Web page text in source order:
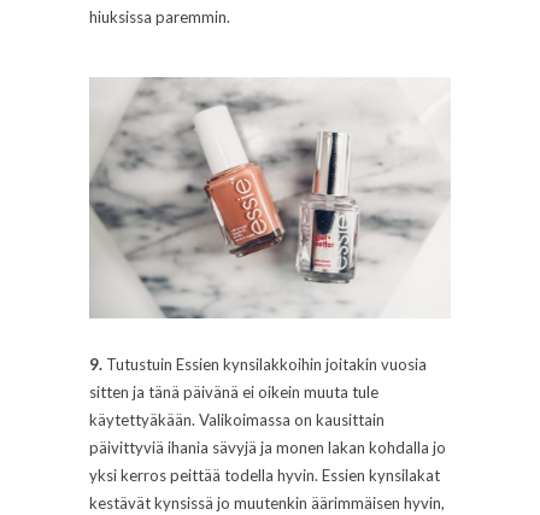
hiuksissa paremmin.
9. Tutustuin Essien kynsilakkoihin joitakin vuosia
sitten ja tänä päivänä ei oikein muuta tule
käytettyäkään. Valikoimassa on kausittain
päivittyviä ihania sävyjä ja monen lakan kohdalla jo
yksi kerros peittää todella hyvin. Essien kynsilakat
kestävät kynsissä jo muutenkin äärimmäisen hyvin,